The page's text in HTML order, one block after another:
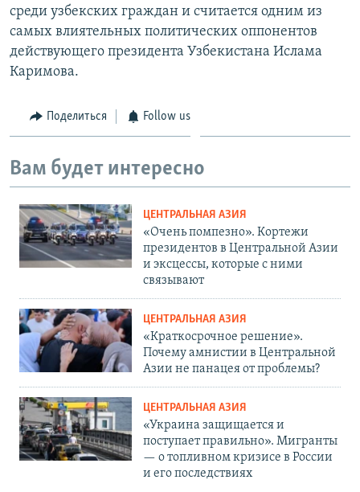
среди узбекских граждан и считается одним из
самых влиятельных политических оппонентов
действующего президента Узбекистана Ислама
Каримова.
Поделиться Follow us
Вам будет интересно
ЦЕНТРАЛЬНАЯ АЗИЯ
«Очень помпезно». Кортежи
президентов в Центральной Азии
и эксцессы, которые с ними
связывают
ЦЕНТРАЛЬНАЯ АЗИЯ
«Краткосрочное решение».
Почему амнистии в Центральной
Азии не панацея от проблемы?
ЦЕНТРАЛЬНАЯ АЗИЯ
«Украина защищается и
поступает правильно». Мигранты
— о топливном кризисе в России
и его последствиях